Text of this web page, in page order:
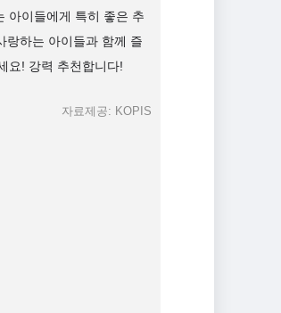
아이들에게 특히 좋은 추
랑하는 아이들과 함께 즐
요! 강력 추천합니다!
자료제공: KOPIS